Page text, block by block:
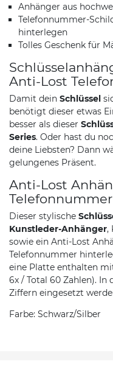
Anhänger aus
Telefonnummer-
hinterlegen
Tolles Geschenk für
Anti-Lost
Damit dein Schlüssel
benötigt dieser etwas
besser als dieser
Series. Oder hast du
deine Liebsten? Dann
gelungenes Präsent.
Anti-Lost
Telefonnummer
Dieser stylische
Kunstleder-Anhänger,
sowie ein Anti-Lost
Telefonnummer
eine Platte enthalten
6x / Total 60 Zahlen). In
Ziffern eingesetzt
Farbe: Schwarz/Silber